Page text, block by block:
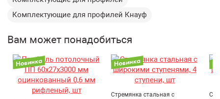
Материал:
Комплектующие для профилей Кнауф
Вам может понадобиться
Стремянка стальная с